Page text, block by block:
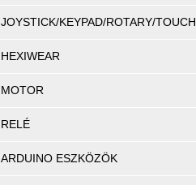
JOYSTICK/KEYPAD/ROTARY/TOUCH
HEXIWEAR
MOTOR
RELÉ
ARDUINO ESZKÖZÖK